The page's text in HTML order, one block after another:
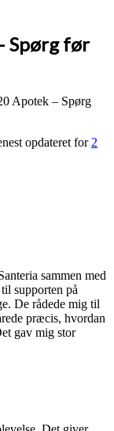
Spørg før
Apotek – Spørg
opdateret for 2
sammen med
supporten på
De rådede mig til
præcis, hvordan
gav mig stor